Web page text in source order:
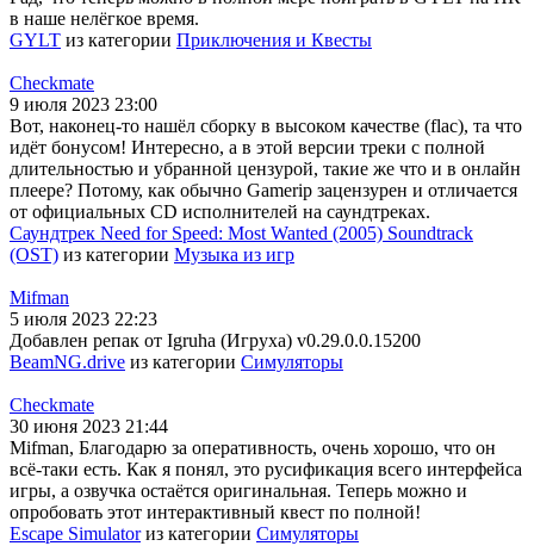
в наше нелёгкое время.
GYLT из категории Приключения и Квесты
Checkmate
9 июля 2023 23:00
Вот, наконец-то нашёл сборку в высоком качестве (flac), та что
идёт бонусом! Интересно, а в этой версии треки с полной
длительностью и убранной цензурой, такие же что и в онлайн
плеере? Потому, как обычно Gamerip зацензурен и отличается
от официальных CD исполнителей на саундтреках.
Саундтрек Need for Speed: Most Wanted (2005) Soundtrack
(OST) из категории Музыка из игр
Mifman
5 июля 2023 22:23
Добавлен репак от Igruha (Игруха) v0.29.0.0.15200
BeamNG.drive из категории Симуляторы
Checkmate
30 июня 2023 21:44
Mifman, Благодарю за оперативность, очень хорошо, что он
всё-таки есть. Как я понял, это русификация всего интерфейса
игры, а озвучка остаётся оригинальная. Теперь можно и
опробовать этот интерактивный квест по полной!
Escape Simulatorиз категории Симуляторы